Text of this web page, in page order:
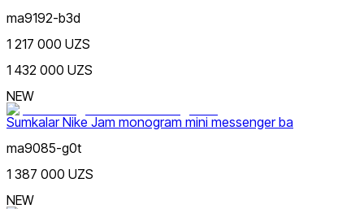
Многоцветный
ma9192-b3d
1 217 000 UZS
1 432 000 UZS
NEW
Sumkalar Nike Jam monogram mini messenger ba
ma9085-g0t
1 387 000 UZS
NEW